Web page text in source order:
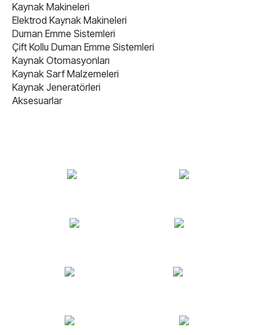
Kaynak Makineleri
Elektrod Kaynak Makineleri
Duman Emme Sistemleri
Çift Kollu Duman Emme Sistemleri
Kaynak Otomasyonları
Kaynak Sarf Malzemeleri
Kaynak Jeneratörleri
Aksesuarlar